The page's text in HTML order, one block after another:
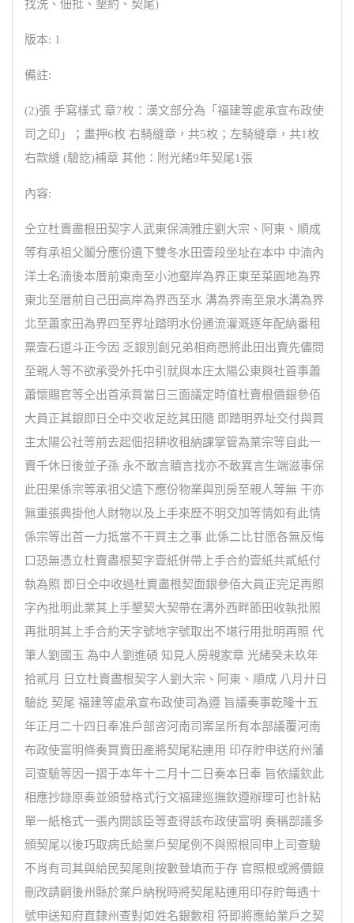
找洗、佃批、墾約、契尾)
版本: 1
備註:
(2)張 手寫樣式 章7枚：漢文部分為「福建等處承宣布政使
司之印」；畫押6枚 右騎縫章，共5枚；左騎縫章，共1枚
右款縫 (驗訖)補章 其他：附光緒9年契尾1張
內容:
仝立杜賣盡根田契字人武東保湳雅庄劉大宗、阿東、順成
等有承祖父鬮分應份遺下雙冬水田壹段坐址在本中 中湳內
洋土名湳後本厝前東南至小池壑岸為界正東至菜園地為界
東北至厝前自己田高岸為界西至水 溝為界南至泉水溝為界
北至蕭家田為界四至界址踏明水份通流灌溉逐年配納番租
粟壹石道斗正今因 乏銀別創兄弟相商愿將此田出賣先儘問
至親人等不欲承受外托中引就與本庄太陽公東興社首事蕭
蕭懷賜官等仝出首承買當日三面議定時值杜賣根價銀參佰
大員正其銀即日仝中交收足訖其田隨 即踏明界址交付與買
主太陽公社等前去起佃招耕收租納課掌管為業宗等自此一
賣千休日後並子孫 永不敢言贖言找亦不敢異言生端滋事保
此田果係宗等承祖父遺下應份物業與別房至親人等無 干亦
無重張典掛他人財物以及上手來歷不明交加等情如有此情
係宗等出首一力抵當不干買主之事 此係二比甘愿各無反悔
口恐無憑立杜賣盡根契字壹紙併帶上手合約壹紙共貳紙付
執為照 即日仝中收過杜賣盡根契面銀參佰大員正完足再照
字內批明此業其上手墾契大契帶在溝外西畔節田收執批照
再批明其上手合約天字號地字號取出不堪行用批明再照 代
筆人劉國玉 為中人劉進碩 知見人房親家章 光緒癸未玖年
拾貳月 日立杜賣盡根契字人劉大宗、阿東、順成 八月廾日
驗訖 契尾 福建等處承宣布政使司為遵 旨議奏事乾隆十五
年正月二十四日奉准戶部咨河南司案呈所有本部議覆河南
布政使富明條奏買賣田產將契尾粘連用 印存貯申送府州藩
司查驗等因一摺于本年十二月十二日奏本日奉 旨依議欽此
相應抄錄原奏並頒發格式行文福建巡撫欽遵辦理可也計粘
單一紙格式一張內開該臣等查得該布政使富明 奏稱部議多
頒契尾以後巧取病氏給業戶契尾例不與照根同申上司查驗
不肖有司其與給民契尾則按數登填而于存 官照根或將價銀
刪改請嗣後州縣於業戶納稅時將契尾粘連用印存貯每遇十
號申送知府直隸州查對如姓名銀數相 符即將應給業戶之契